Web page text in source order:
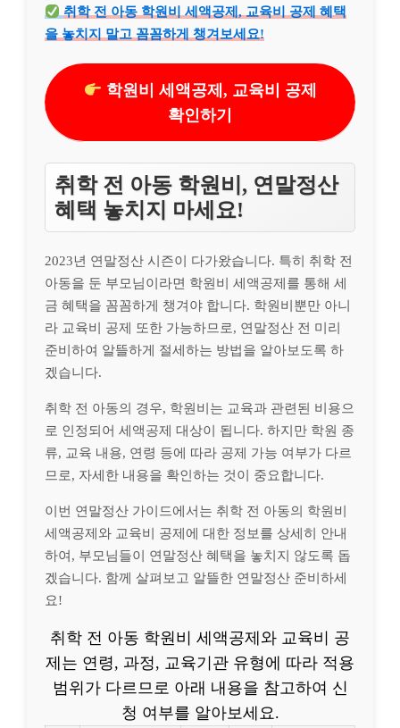
취학 전 아동 학원비 세액공제, 교육비 공제 혜택
을 놓치지 말고 꼼꼼하게 챙겨보세요!
학원비 세액공제, 교육비 공제
확인하기
취학 전 아동 학원비, 연말정산
혜택 놓치지 마세요!
2023년 연말정산 시즌이 다가왔습니다. 특히 취학 전
아동을 둔 부모님이라면 학원비 세액공제를 통해 세
금 혜택을 꼼꼼하게 챙겨야 합니다. 학원비뿐만 아니
라 교육비 공제 또한 가능하므로, 연말정산 전 미리
준비하여 알뜰하게 절세하는 방법을 알아보도록 하
겠습니다.
취학 전 아동의 경우, 학원비는 교육과 관련된 비용으
로 인정되어 세액공제 대상이 됩니다. 하지만 학원 종
류, 교육 내용, 연령 등에 따라 공제 가능 여부가 다르
므로, 자세한 내용을 확인하는 것이 중요합니다.
이번 연말정산 가이드에서는 취학 전 아동의 학원비
세액공제와 교육비 공제에 대한 정보를 상세히 안내
하여, 부모님들이 연말정산 혜택을 놓치지 않도록 돕
겠습니다. 함께 살펴보고 알뜰한 연말정산 준비하세
요!
취학 전 아동 학원비 세액공제와 교육비 공
제는 연령, 과정, 교육기관 유형에 따라 적용
범위가 다르므로 아래 내용을 참고하여 신
청 여부를 알아보세요.